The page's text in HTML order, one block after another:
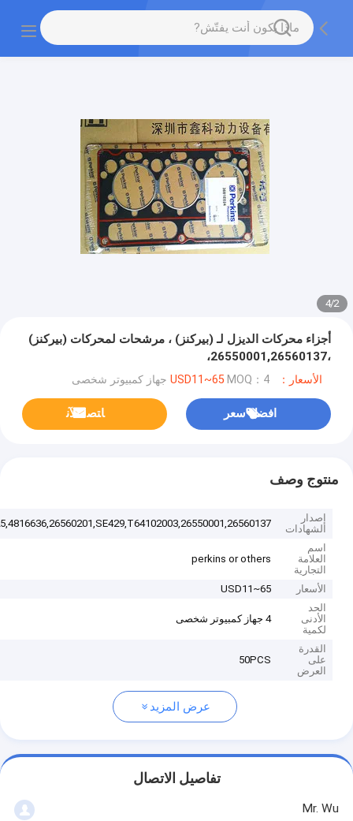
2
/
4
أجزاء محركات الديزل لـ (بيركنز) ، مرشحات لمحركات (بيركنز)
،26550001,26560137،
OE45325،4816636,26560201،SE429،T64102003
الأسعار：USD11~65 MOQ：4 جهاز كمبيوتر شخصى
افضل سعر ﺎﺘﺼﻟ ﺍﻶﻧ
منتوج وصف
إصدار
الشهادات
26550001,26560137,OE45325,4816636,26560201,SE429,T64102003
اسم
العلامة
التجارية
perkins or others
الأسعار
USD11~65
الحد
الأدنى
لكمية
4 جهاز كمبيوتر شخصى
القدرة
على
العرض
50PCS
عرض المزيد
تفاصيل الاتصال
Mr. Wu